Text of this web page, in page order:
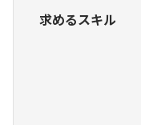
求めるスキル